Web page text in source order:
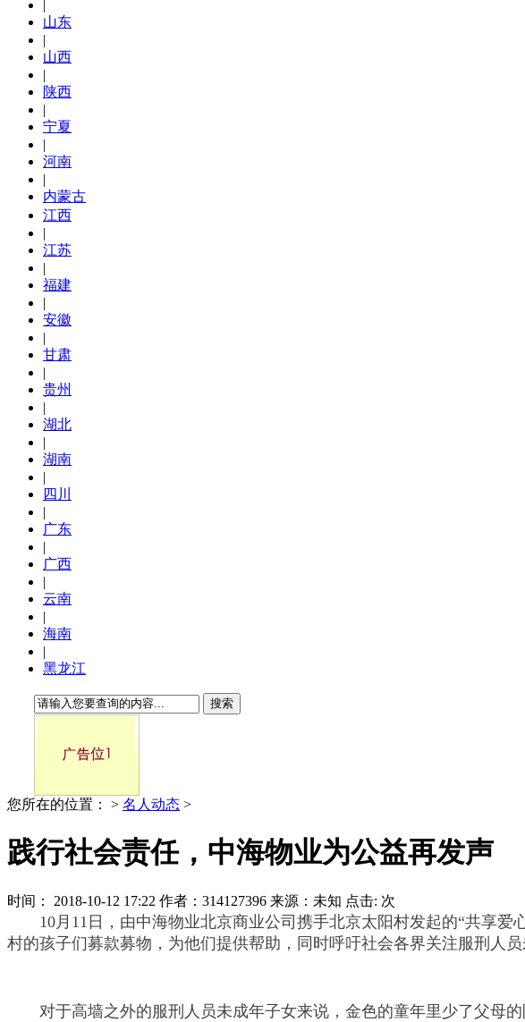
|
山东
|
山西
|
陕西
|
宁夏
|
河南
|
内蒙古
江西
|
江苏
|
福建
|
安徽
|
甘肃
|
贵州
|
湖北
|
湖南
|
四川
|
广东
|
广西
|
云南
|
海南
|
黑龙江
搜索
您所在的位置： > 名人动态 >
践行社会责任，中海物业为公益再发声
时间： 2018-10-12 17:22 作者：314127396 来源：未知 点击: 次
10月11日，由中海物业北京商业公司携手北京太阳村发起的“共享爱
村的孩子们募款募物，为他们提供帮助，同时呼吁社会各界关注服刑人
对于高墙之外的服刑人员未成年子女来说，金色的童年里少了父母的